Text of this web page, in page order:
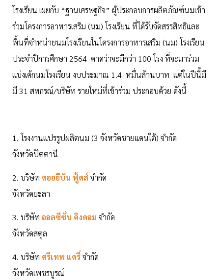
โรงเรียน เผยกับ “ฐานเศรษฐกิจ” ผู้ประกอบการผลิตภัณฑ์นมเข้า
ร่วมโครงการอาหารเสริม (นม) โรงเรียน ที่ได้รับจัดสรรสิทธิและ
พื้นที่จำหน่ายนมโรงเรียนในโครงการอาหารเสริม (นม) โรงเรียน
ประจำปีการศึกษา 2564 คาดว่าจะมีกว่า 100 โรง ที่จะมาร่วม
แบ่งเค้กนมโรงเรียน งบประมาณ 1.4 หมื่นล้านบาท แต่ในปีนี้มี
มี 31 สหกรณ์/บริษัท รายใหม่ที่เข้าร่วม ประกอบด้วย ดังนี้
1. โรงงานแปรรูปผลิตนม (3 จังหวัดชายแดนใต้) จำกัด
จังหวัดปัตตานี
2. บริษัท ตอยยีบัน ฟู้ดส์ จำกัด
จังหวัดยะลา
3. บริษัท ออลซีซั่น คิงดอม จำกัด
จังหวัดสตูล
4. บริษัท ศรีเทพ แดรี่จำกัด
จังหวัดเพชรบูรณ์